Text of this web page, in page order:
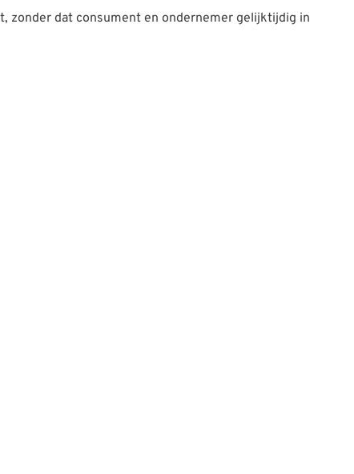
zonder dat consument en ondernemer gelijktijdig in